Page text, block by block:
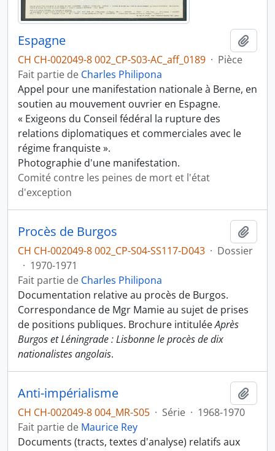
Espagne
CH CH-002049-8 002_CP-S03-AC_aff_0189 · Pièce
Fait partie de Charles Philipona
Appel pour une manifestation nationale à Berne, en
soutien au mouvement ouvrier en Espagne.
« Exigeons du Conseil fédéral la rupture des
relations diplomatiques et commerciales avec le
régime franquiste ».
Photographie d'une manifestation.
Comité contre les peines de mort et l'état
d'exception
Procès de Burgos
CH CH-002049-8 002_CP-S04-SS117-D043 · Dossier
· 1970-1971
Fait partie de Charles Philipona
Documentation relative au procès de Burgos.
Correspondance de Mgr Mamie au sujet de prises
de positions publiques. Brochure intituléeAprès
Burgos et Léningrade : Lisbonne le procès de dix
nationalistes angolais.
Anti-impérialisme
CH CH-002049-8 004_MR-S05 · Série · 1968-1970
Fait partie de Maurice Rey
Documents (tracts, textes d'analyse) relatifs aux